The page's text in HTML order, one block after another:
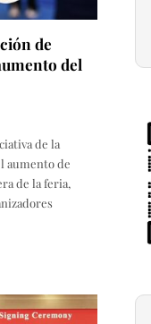
de
del
de la
aumento de
de la feria,